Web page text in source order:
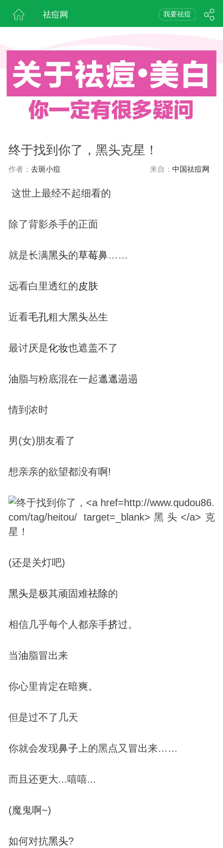
祛痘网 我要祛痘
终于找到你了，黑头克星！
作者： 去斑小痘 来自： 中国祛痘网
这世上最经不起细看的
除了背影杀手的正面
就是长满黑头的草莓鼻……
远看白里透红的皮肤
近看毛孔粗大黑头丛生
最讨厌是化妆也遮盖不了
油脂与粉底混在一起邋邋遢遢
情到浓时
男(女)朋友看了
想亲亲的欲望都没有啊!
(还是关灯吧)
黑头是极其顽固难祛除的
相信几乎每个人都亲手挤过。
当油脂冒出来
你心里肯定在暗爽。
但是过不了几天
你就会发现鼻子 上的黑点又冒出来……
而且还更大...嘻嘻...
(魔鬼啊~)
如何对抗黑头?